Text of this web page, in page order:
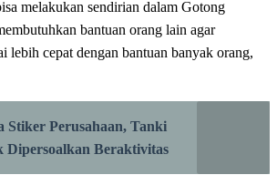
melakukan sendirian dalam Gotong
bantuan orang lain agar
lebih cepat dengan bantuan banyak orang,
Stiker Perusahaan, Tanki
Dipersoalkan Beraktivitas